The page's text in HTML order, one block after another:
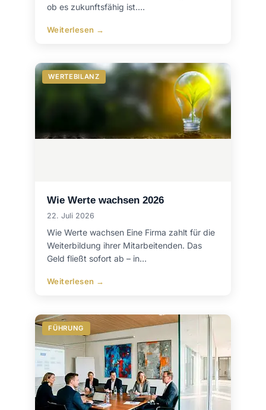
ob es zukunftsfähig ist.…
Weiterlesen →
WERTEBILANZ
Wie Werte wachsen 2026
22. Juli 2026
Wie Werte wachsen Eine Firma zahlt für die
Weiterbildung ihrer Mitarbeitenden. Das
Geld fließt sofort ab – in…
Weiterlesen →
FÜHRUNG